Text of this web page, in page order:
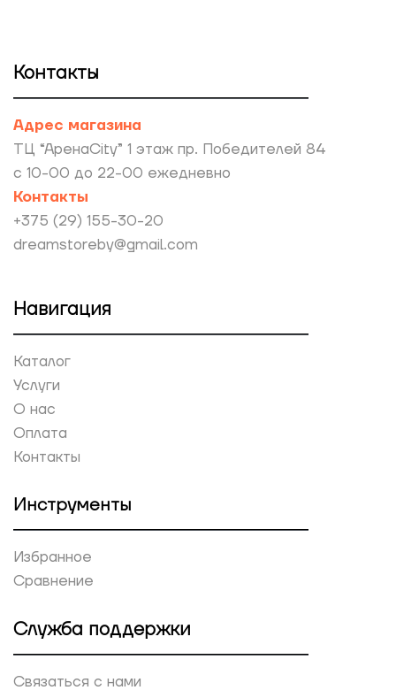
Контакты
Адрес магазина
ТЦ “АренаCity” 1 этаж пр. Победителей 84
с 10-00 до 22-00 ежедневно
Контакты
+375 (29) 155-30-20
dreamstoreby@gmail.com
Навигация
Каталог
Услуги
О нас
Оплата
Контакты
Инструменты
Избранное
Сравнение
Служба поддержки
Связаться с нами